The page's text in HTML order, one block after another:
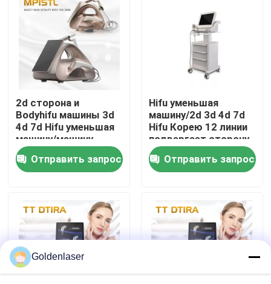
Ролики
VR - шоу
О нас
Путешествие фабрики
Проверка качества
Новости
Спросите цитату
2d сторона и
Bodyhifu машины 3d
4d 7d Hifu уменьшая
машину/машину
подниматься
стороны Hifu
Отправить запрос
Hifu уменьшая
машину/2d 3d 4d 7d
Hifu Корею 12 линии
подвергает сторону
и тело механической
обработке
Отправить запрос
Goldenlaser